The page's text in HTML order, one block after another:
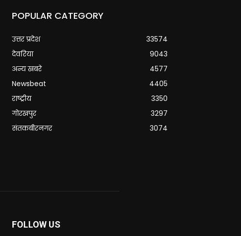
POPULAR CATEGORY
उत्तर प्रदेश
33574
देवरिया
9043
अन्य खबरे
4577
Newsbeat
4405
राष्ट्रीय
3350
गोरखपुर
3297
संतकबीरनगर
3074
FOLLOW US